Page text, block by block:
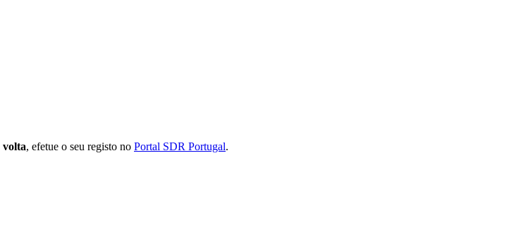
volta, efetue o seu registo no Portal SDR Portugal.